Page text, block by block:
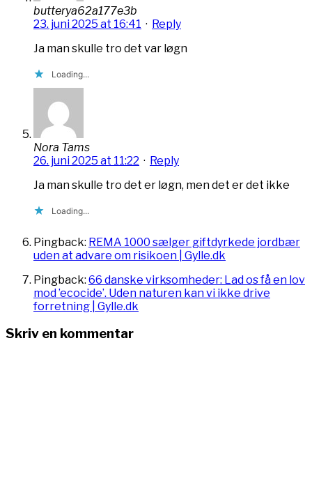
butterya62a177e3b
23. juni 2025 at 16:41 · Reply
Ja man skulle tro det var løgn
Loading...
Nora Tams
26. juni 2025 at 11:22 · Reply
Ja man skulle tro det er løgn, men det er det ikke
Loading...
Pingback: REMA 1000 sælger giftdyrkede jordbær
uden at advare om risikoen | Gylle.dk
Pingback: 66 danske virksomheder: Lad os få en lov
mod ’ecocide’. Uden naturen kan vi ikke drive
forretning | Gylle.dk
Skriv en kommentar